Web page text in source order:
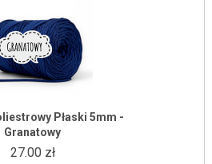
Płaski 5mm -
Granatowy
27.00 zł